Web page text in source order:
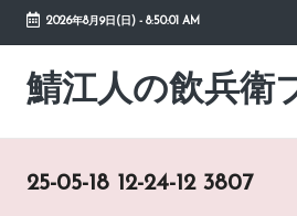
Skip
content
2026年8月9日(日)- 8:50:01 AM
鯖江人の飲兵衛
日々
の
草
25-05-18 12-24-12 3807